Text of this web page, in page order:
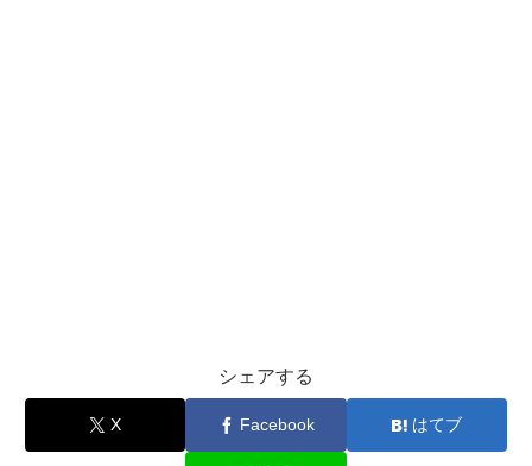
シェアする
X Facebook はてブ